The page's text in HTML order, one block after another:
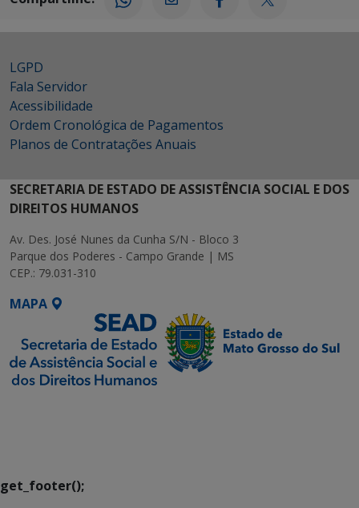
LGPD
Fala Servidor
Acessibilidade
Ordem Cronológica de Pagamentos
Planos de Contratações Anuais
SECRETARIA DE ESTADO DE ASSISTÊNCIA SOCIAL E DOS
DIREITOS HUMANOS
Av. Des. José Nunes da Cunha S/N - Bloco 3
Parque dos Poderes - Campo Grande | MS
CEP.: 79.031-310
MAPA
get_footer();